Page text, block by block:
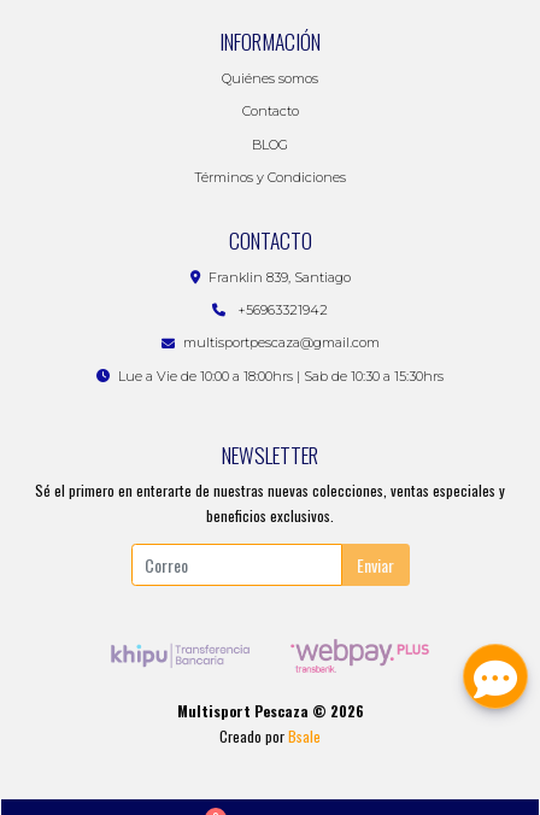
INFORMACIÓN
Quiénes somos
Contacto
BLOG
Términos y Condiciones
CONTACTO
Franklin 839, Santiago
+56963321942
multisportpescaza@gmail.com
Lue a Vie de 10:00 a 18:00hrs | Sab de 10:30 a 15:30hrs
NEWSLETTER
Sé el primero en enterarte de nuestras nuevas colecciones, ventas especiales y
beneficios exclusivos.
Enviar
Multisport Pescaza © 2026
Creado porBsale